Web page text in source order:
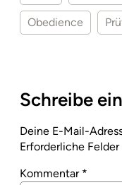
Obedience
Schreibe
Deine E-Mail-
Erforderliche
Kommentar *